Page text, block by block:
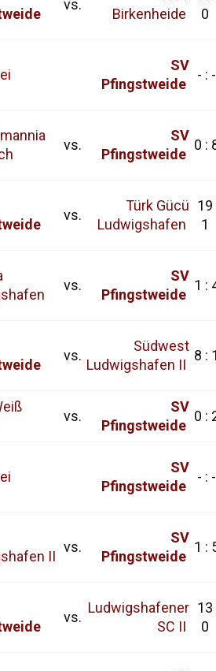
vs.
Birkenheide
0
SV
Pfingstweide
- : -
vs.
SV
Pfingstweide
0 :
vs.
Türk Gücü
Ludwigshafen
19
1
vs.
SV
Pfingstweide
1 :
vs.
Südwest
Ludwigshafen II
8 :
vs.
SV
Pfingstweide
0 :
SV
Pfingstweide
- : -
II
vs.
SV
Pfingstweide
1 :
vs.
Ludwigshafener
SC II
13
0